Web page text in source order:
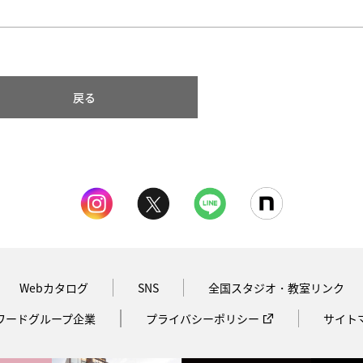
戻る
Webカタログ SNS
全国スタジオ・教室リンク
ードグループ企業
プライバシーポリシー サイト